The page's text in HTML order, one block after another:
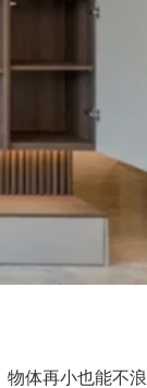
物体再小也能不浪